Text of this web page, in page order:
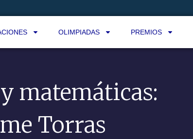
OLIMPIADAS PREMIOS
matemáticas:
Torras